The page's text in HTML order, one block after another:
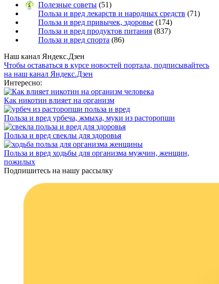
Полезные советы (51)
Польза и вред лекарств и народных средств (71)
Польза и вред привычек, здоровье (174)
Польза и вред продуктов питания (837)
Польза и вред спорта (86)
Наш канал Яндекс.Дзен
Чтобы оставаться в курсе новостей портала, подписывайтесь
на наш канал Яндекс.Дзен
Интересно:
Как никотин влияет на организм
Польза и вред урбеча, жмыха, муки из расторопши
Польза и вред свеклы для здоровья
Польза и вред ходьбы для организма мужчин, женщин,
пожилых
Подпишитесь на нашу рассылку